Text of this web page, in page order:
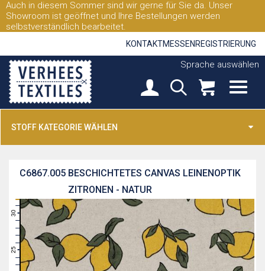
Auch in diesem Sommer sind wir gerne für Sie da. Unser
Showroom ist geöffnet und Ihre Bestellungen werden
selbstverständlich bearbeitet.
KONTAKTMESSEN REGISTRIERUNG
Sprache auswählen
STOFF KATEGORIE WÄHLEN
BESCHICHTETES CANVAS LEINENOPTIK
ZITRONEN - NATUR
C6867.005
24
26
27
28
29
31